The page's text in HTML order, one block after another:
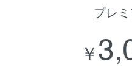
プレ
￥